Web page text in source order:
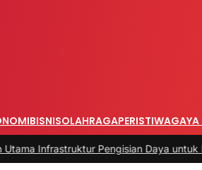
BISNISOLAHRAGAPERISTIWAGAYA
Pengisian Daya untuk Mobil Listrik